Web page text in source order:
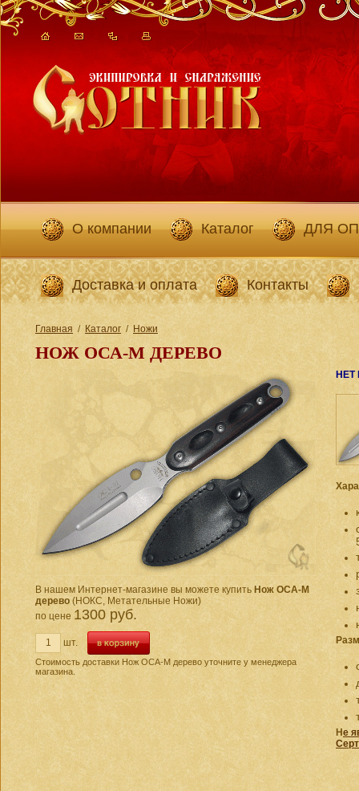
О компании Каталог ДЛЯ
Доставка и оплата Контакты
Главная / Каталог / Ножи
НОЖ ОСА-М ДЕРЕВО
В нашем Интернет-магазине вы можете купить Нож ОСА-М
дерево (НОКС, Метательные Ножи)
по цене 1300 руб.
шт.
Стоимость доставки Нож ОСА-М дерево уточните у менеджера
магазина.
НЕТ
Н е